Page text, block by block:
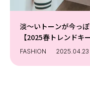
淡〜いトーンが今っ
【2025春トレンドキ
FASHION 2025.04.23